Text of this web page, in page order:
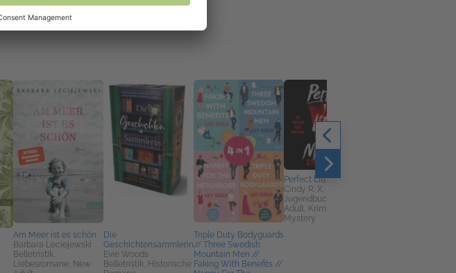
Am Meer ist es schön
Barbara Leciejewski
Belletristik,
Liebesromane, New
Die
Geschichtensammlerin
Evie Woods
Belletristik, Historische
Triple Duty Bodyguards
// Three Swedish
Mountain Men //
Faking With Benefits //
Perfect Little Monsters
Cindy R. X. He
Jugendbuch & Young
Adult, Krimis, Thriller,
Mystery